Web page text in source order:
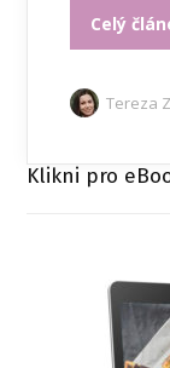
Celý
Tereza
Klikni pro